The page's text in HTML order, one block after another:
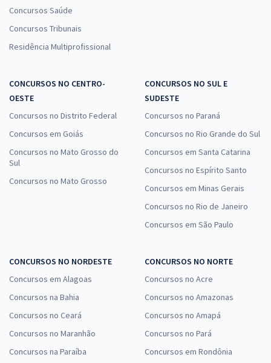
Concursos Saúde
Concursos Tribunais
Residência Multiprofissional
CONCURSOS NO CENTRO-
OESTE
Concursos no Distrito Federal
Concursos em Goiás
Concursos no Mato Grosso do
Sul
Concursos no Mato Grosso
CONCURSOS NO SUL E
SUDESTE
Concursos no Paraná
Concursos no Rio Grande do Sul
Concursos em Santa Catarina
Concursos no Espírito Santo
Concursos em Minas Gerais
Concursos no Rio de Janeiro
Concursos em São Paulo
CONCURSOS NO NORDESTE
Concursos em Alagoas
Concursos na Bahia
Concursos no Ceará
Concursos no Maranhão
Concursos na Paraíba
CONCURSOS NO NORTE
Concursos no Acre
Concursos no Amazonas
Concursos no Amapá
Concursos no Pará
Concursos em Rondônia